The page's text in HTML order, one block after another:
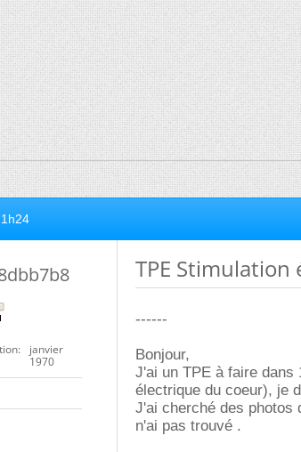
janvier
1970
TPE
------
Bonjour,
J'ai un TPE à faire
électrique du coeur), je
J'ai cherché des photos
n'ai pas trouvé .